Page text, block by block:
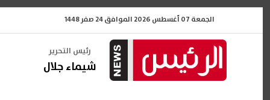
الجمعة 07 أغسطس 2026 الموافق 24 صفر 1448
رئيس التحرير
شيماء جلال